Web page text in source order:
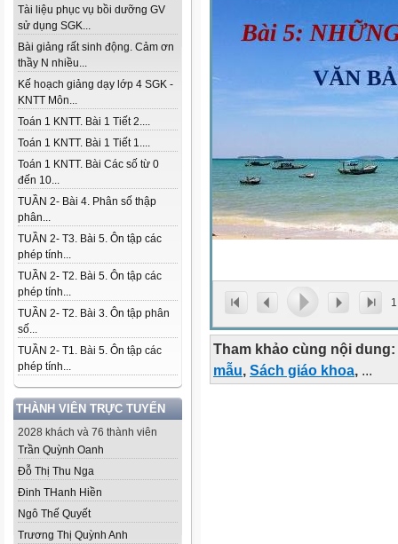
Tài liệu phục vụ bồi dưỡng GV
sử dụng SGK...
Bài giảng rất sinh động. Cảm ơn
thầy N nhiều...
Kế hoạch giảng dạy lớp 4 SGK -
KNTT Môn...
Toán 1 KNTT. Bài 1 Tiết 2....
Toán 1 KNTT. Bài 1 Tiết 1....
Toán 1 KNTT. Bài Các số từ 0
đến 10...
TUẦN 2- Bài 4. Phân số thập
phân...
TUẦN 2- T3. Bài 5. Ôn tập các
phép tính...
TUẦN 2- T2. Bài 5. Ôn tập các
phép tính...
TUẦN 2- T2. Bài 3. Ôn tập phân
số...
TUẦN 2- T1. Bài 5. Ôn tập các
phép tính...
THÀNH VIÊN TRỰC TUYẾN
2028 khách và 76 thành viên
Trần Quỳnh Oanh
Đỗ Thị Thu Nga
Đinh THanh Hiền
Ngô Thế Quyết
Trương Thị Quỳnh Anh
1
Tham khảo cùng nội dung:
mẫu, Sách giáo khoa, ...